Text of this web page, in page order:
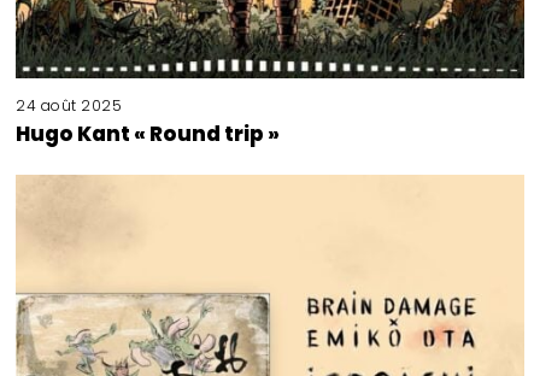
24 août 2025
Hugo Kant « Round trip »